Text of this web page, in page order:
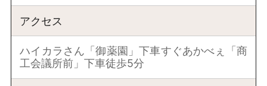
アクセス
ハイカラさん「御薬園」下車すぐあかべぇ「商
工会議所前」下車徒歩5分